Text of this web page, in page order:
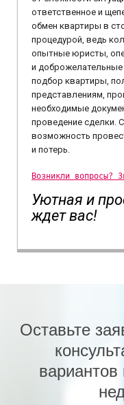
ответственное и
обмен квартиры в
процедурой, ведь
опытные юристы,
и
подбор квартиры,
представлениям,
необходимые
проведение сделки.
возможность
и потерь.
Возникли вопросы?
Уютная и
ждет вас!
Оставьте
вариантов